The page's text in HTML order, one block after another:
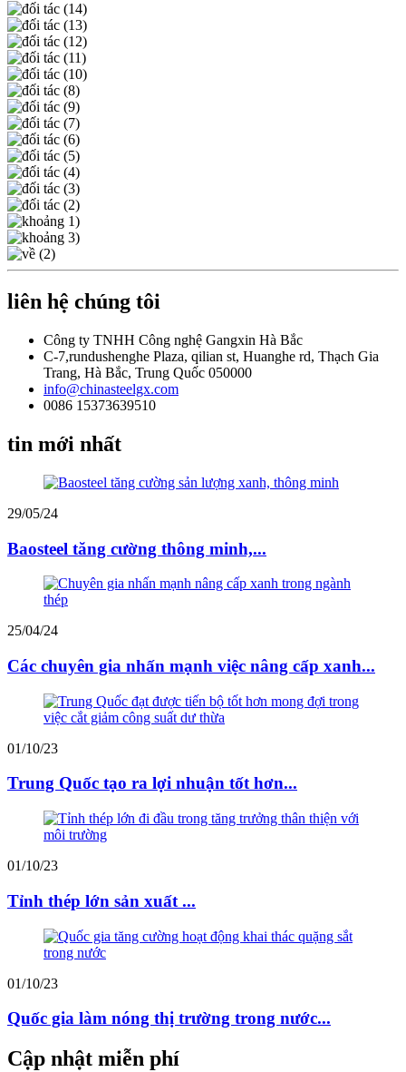
liên hệ chúng tôi
Công ty TNHH Công nghệ Gangxin Hà Bắc
C-7,rundushenghe Plaza, qilian st, Huanghe rd, Thạch Gia
Trang, Hà Bắc, Trung Quốc 050000
info@chinasteelgx.com
0086 15373639510
tin mới nhất
29/05/24
Baosteel tăng cường thông minh,...
25/04/24
Các chuyên gia nhấn mạnh việc nâng cấp xanh...
01/10/23
Trung Quốc tạo ra lợi nhuận tốt hơn...
01/10/23
Tỉnh thép lớn sản xuất ...
01/10/23
Quốc gia làm nóng thị trường trong nước...
Cập nhật miễn phí